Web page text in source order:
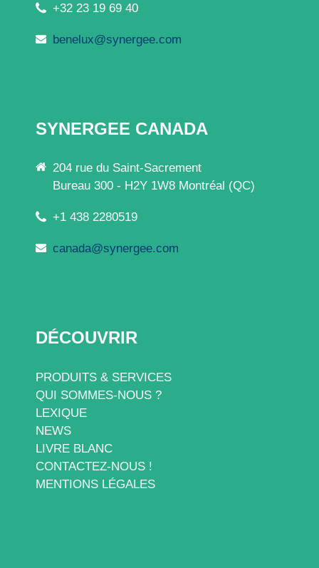
+32 23 19 69 40
benelux@synergee.com
SYNERGEE CANADA
204 rue du Saint-Sacrement
Bureau 300 - H2Y 1W8 Montréal (QC)
+1 438 2280519
canada@synergee.com
DÉCOUVRIR
PRODUITS & SERVICES
QUI SOMMES-NOUS ?
LEXIQUE
NEWS
LIVRE BLANC
CONTACTEZ-NOUS !
MENTIONS LÉGALES